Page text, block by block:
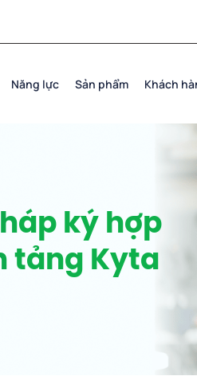
Năng lực Sản phẩm Khách
ký hợp
tảng Kyta